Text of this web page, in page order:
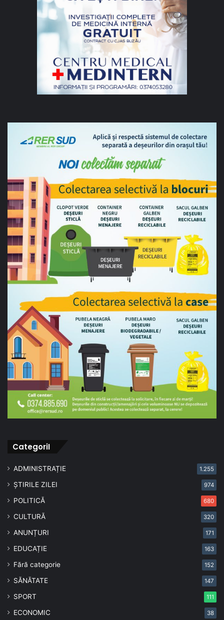
CategoriI
ADMINISTRAȚIE 1.255
ȘTIRILE ZILEI 974
POLITICĂ 680
CULTURĂ 320
ANUNȚURI 171
EDUCAȚIE 163
Fără categorie 152
SĂNĂTATE 147
SPORT 111
ECONOMIC 38